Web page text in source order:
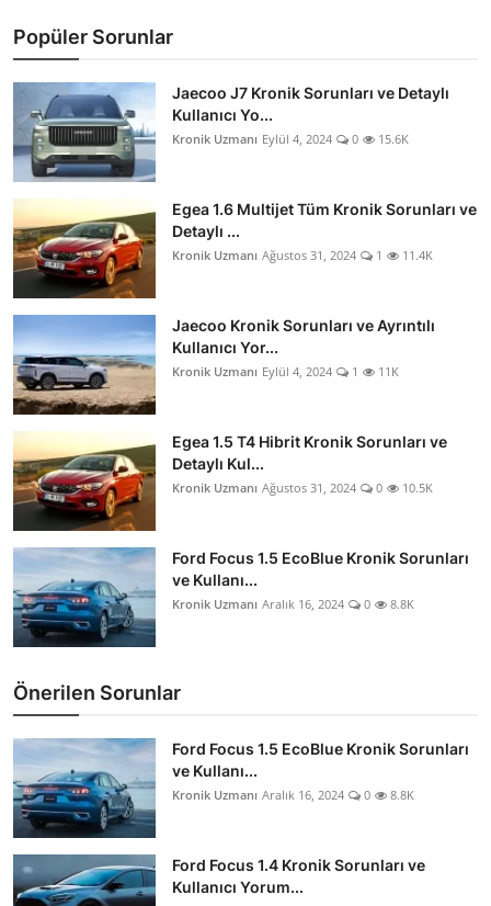
Popüler Sorunlar
Jaecoo J7 Kronik Sorunları ve Detaylı
Kullanıcı Yo...
Kronik Uzmanı Eylül 4, 2024 0 15.6K
Egea 1.6 Multijet Tüm Kronik Sorunları ve
Detaylı ...
Kronik Uzmanı Ağustos 31, 2024 1 11.4K
Jaecoo Kronik Sorunları ve Ayrıntılı
Kullanıcı Yor...
Kronik Uzmanı Eylül 4, 2024 1 11K
Egea 1.5 T4 Hibrit Kronik Sorunları ve
Detaylı Kul...
Kronik Uzmanı Ağustos 31, 2024 0 10.5K
Ford Focus 1.5 EcoBlue Kronik Sorunları
ve Kullanı...
Kronik Uzmanı Aralık 16, 2024 0 8.8K
Önerilen Sorunlar
Ford Focus 1.5 EcoBlue Kronik Sorunları
ve Kullanı...
Kronik Uzmanı Aralık 16, 2024 0 8.8K
Ford Focus 1.4 Kronik Sorunları ve
Kullanıcı Yorum...